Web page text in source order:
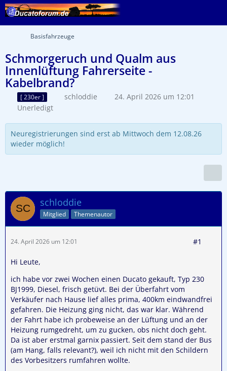
Basisfahrzeuge
Schmorgeruch und Qualm aus
Innenlüftung Fahrerseite -
Kabelbrand?
[ 230er ] schloddie
24. April 2026 um 12:01
Unerledigt
Neuregistrierungen sind erst ab Mittwoch dem 12.08.26
wieder möglich!
schloddie
Mitglied Themenautor
24. April 2026 um 12:01 #1
Hi Leute,
ich habe vor zwei Wochen einen Ducato gekauft, Typ 230
BJ1999, Diesel, frisch getüvt. Bei der Überfahrt vom
Verkäufer nach Hause lief alles prima, 400km eindwandfrei
gefahren. Die Heizung ging nicht, das war klar. Während
der Fahrt habe ich probeweise an der Lüftung und an der
Heizung rumgedreht, um zu gucken, obs nicht doch geht.
Da ist aber erstmal garnix passiert. Seit dem stand der Bus
(am Hang, falls relevant?), weil ich nicht mit den Schildern
des Vorbesitzers rumfahren wollte.